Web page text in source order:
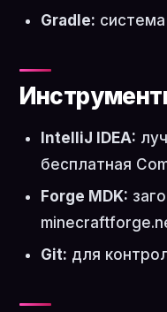
Gradle:
IntelliJ IDEA:
бесплатная
Forge MDK:
Git: для